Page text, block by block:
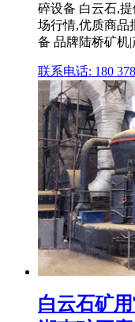
碎设备 白云石,
场行情,优质商品
备 品牌陆桥矿机|
联系电话: 180
白云石矿